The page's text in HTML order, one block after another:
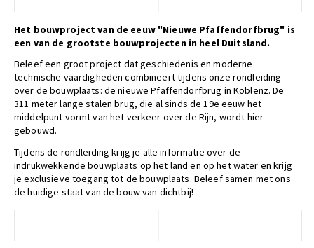
Het bouwproject van de eeuw "Nieuwe Pfaffendorfbrug" is
een van de grootste bouwprojecten in heel Duitsland.
Beleef een groot project dat geschiedenis en moderne
technische vaardigheden combineert tijdens onze rondleiding
over de bouwplaats: de nieuwe Pfaffendorfbrug in Koblenz. De
311 meter lange stalen brug, die al sinds de 19e eeuw het
middelpunt vormt van het verkeer over de Rijn, wordt hier
gebouwd.
Tijdens de rondleiding krijg je alle informatie over de
indrukwekkende bouwplaats op het land en op het water en krijg
je exclusieve toegang tot de bouwplaats. Beleef samen met ons
de huidige staat van de bouw van dichtbij!